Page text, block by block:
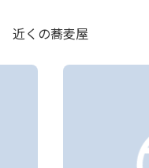
近くの蕎麦屋